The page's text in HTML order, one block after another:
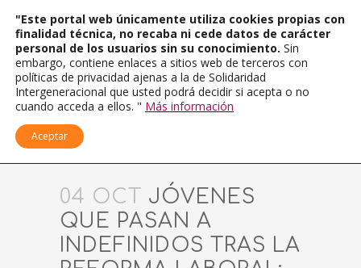
04 OCT
JÓVENES
QUE PASAN A
INDEFINIDOS TRAS LA
"Este portal web únicamente utiliza cookies propias con
finalidad técnica, no recaba ni cede datos de carácter
personal de los usuarios sin su conocimiento. Sin
embargo, contiene enlaces a sitios web de terceros con
políticas de privacidad ajenas a la de Solidaridad
Intergeneracional que usted podrá decidir si acepta o no
cuando acceda a ellos. " Más información
Aceptar